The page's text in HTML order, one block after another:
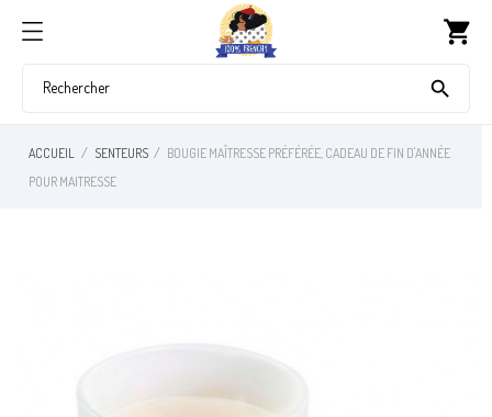
shopping_cart

ACCUEIL SENTEURS
BOUGIE MAÎTRESSE PRÉFÉRÉE, CADEAU DE FIN D'ANNÉE
POUR MAITRESSE